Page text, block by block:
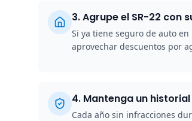
3.Agrupe el SR-22 con
Si ya tiene seguro de auto
aprovechar descuentos por
4. Mantenga un
Cada año sin infracciones